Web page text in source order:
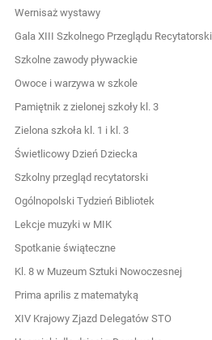
Wernisaż wystawy
Gala XIII Szkolnego Przeglądu
Szkolne zawody pływackie
Owoce i warzywa w szkole
Pamiętnik z zielonej szkoły kl. 3
Zielona szkoła kl. 1 i kl. 3
Świetlicowy Dzień Dziecka
Szkolny przegląd recytatorski
Ogólnopolski Tydzień Bibliotek
Lekcje muzyki w MIK
Spotkanie świąteczne
Kl. 8 w Muzeum Sztuki Nowoczesnej
Prima aprilis z matematyką
XIV Krajowy Zjazd Delegatów STO